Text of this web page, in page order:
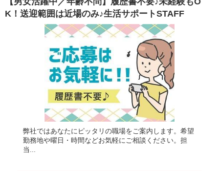
K！送迎範囲は近場のみ♪生活サポートSTAFF
弊社ではあなたにピッタリの職場をご案内します。希望
勤務地や曜日・時間などお気軽にご相談ください。担
当...